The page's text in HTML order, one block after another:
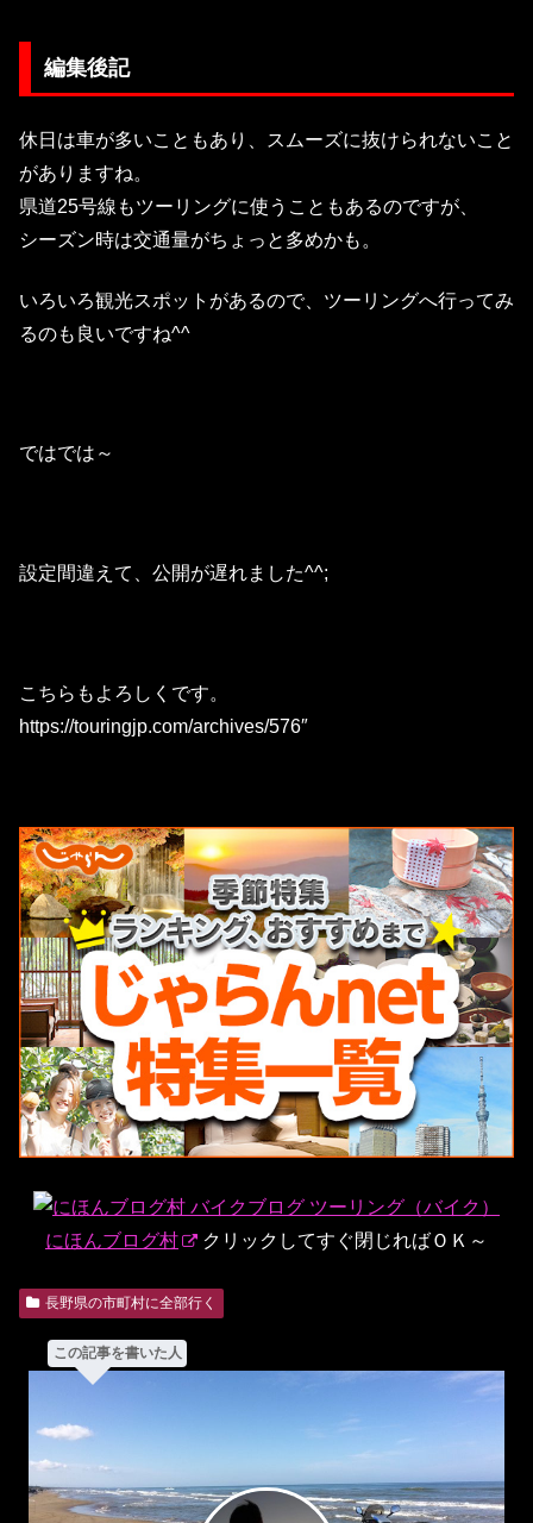
編集後記
休日は車が多いこともあり、スムーズに抜けられないこと
がありますね。
県道25号線もツーリングに使うこともあるのですが、
シーズン時は交通量がちょっと多めかも。
いろいろ観光スポットがあるので、ツーリングへ行ってみ
るのも良いですね^^
ではでは～
設定間違えて、公開が遅れました^^;
こちらもよろしくです。
https://touringjp.com/archives/576″
にほんブログ村 クリックしてすぐ閉じればＯＫ～
長野県の市町村に全部行く
この記事を書いた人